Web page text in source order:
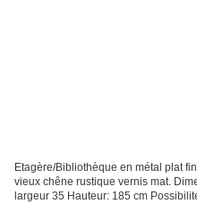
Etagère/Bibliothèque en métal plat
vieux chêne rustique vernis mat.
largeur 35 Hauteur: 185 cm